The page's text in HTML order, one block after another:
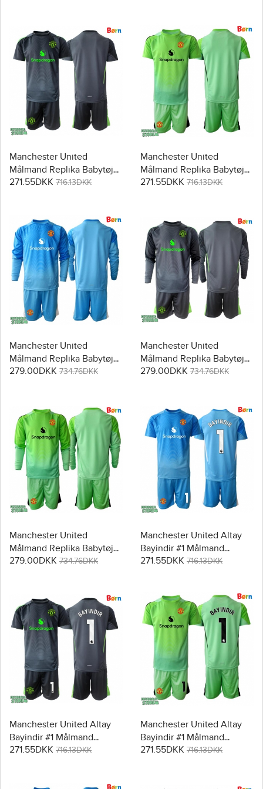
Manchester United
Målmand Replika Babytøj
Udebanesæt Børn 2025-26
271.55DKK 716.13DKK
Manchester United
Målmand Replika Babytøj
Tredje sæt Børn 2025-26
271.55DKK 716.13DKK
Manchester United
Målmand Replika Babytøj
Hjemmebanesæt Børn
279.00DKK 734.76DKK
Manchester United
Målmand Replika Babytøj
Udebanesæt Børn 2025-26
279.00DKK 734.76DKK
Manchester United
Målmand Replika Babytøj
Tredje sæt Børn 2025-26
279.00DKK 734.76DKK
Manchester United Altay
Bayindir #1 Målmand
Replika Babytøj
Korte bukser)
271.55DKK 716.13DKK
Manchester United Altay
Bayindir #1 Målmand
Replika Babytøj
271.55DKK 716.13DKK
Manchester United Altay
Bayindir #1 Målmand
Replika Babytøj Tredje sæt
271.55DKK 716.13DKK